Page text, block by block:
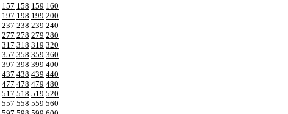
157 158 159 160
197 198 199 200
237 238 239 240
277 278 279 280
317 318 319 320
357 358 359 360
397 398 399 400
437 438 439 440
477 478 479 480
517 518 519 520
557 558 559 560